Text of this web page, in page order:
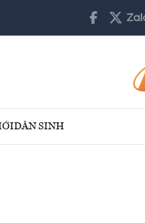
DÂN SINH